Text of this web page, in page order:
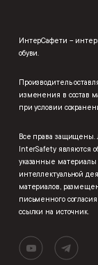
ИнтерСафети –
обуви.
Производитель
изменения в состав
при условии
Все права
InterSafety являются
указанные материалы
интеллектуальной
материалов,
письменного
ссылки на источник.